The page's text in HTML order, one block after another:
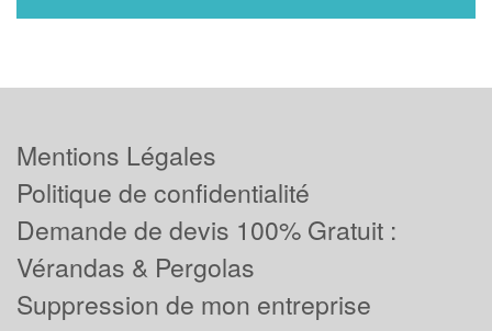
Mentions Légales
Politique de confidentialité
Demande de devis 100% Gratuit :
Vérandas & Pergolas
Suppression de mon entreprise